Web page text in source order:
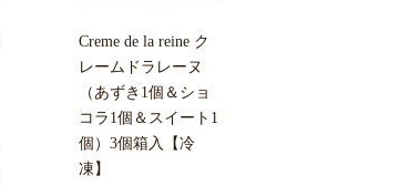
Creme de la reine ク
レームドラレーヌ
（あずき1個＆ショ
コラ1個＆スイート1
個）3個箱入【冷
凍】